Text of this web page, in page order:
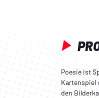
Poesie ist
Kartenspiel
den